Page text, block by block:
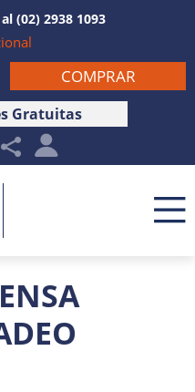
(02) 2938 1093
Gratuitas
COMPRAR